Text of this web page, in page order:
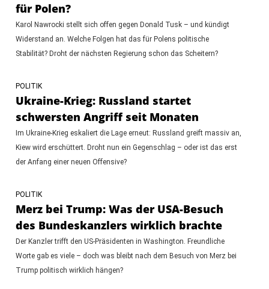
für Polen?
Karol Nawrocki stellt sich offen gegen Donald Tusk – und kündigt
Widerstand an. Welche Folgen hat das für Polens politische
Stabilität? Droht der nächsten Regierung schon das Scheitern?
POLITIK
Ukraine-Krieg: Russland startet
schwersten Angriff seit Monaten
Im Ukraine-Krieg eskaliert die Lage erneut: Russland greift massiv an,
Kiew wird erschüttert. Droht nun ein Gegenschlag – oder ist das erst
der Anfang einer neuen Offensive?
POLITIK
Merz bei Trump: Was der USA-Besuch
des Bundeskanzlers wirklich brachte
Der Kanzler trifft den US-Präsidenten in Washington. Freundliche
Worte gab es viele – doch was bleibt nach dem Besuch von Merz bei
Trump politisch wirklich hängen?